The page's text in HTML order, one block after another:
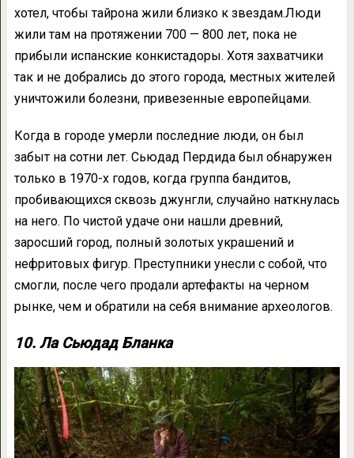
хотел, чтобы тайрона жили близко к звездам.Люди
жили там на протяжении 700 — 800 лет, пока не
прибыли испанские конкистадоры. Хотя захватчики
так и не добрались до этого города, местных жителей
уничтожили болезни, привезенные европейцами.
Когда в городе умерли последние люди, он был
забыт на сотни лет. Сьюдад Пердида был обнаружен
только в 1970-х годов, когда группа бандитов,
пробивающихся сквозь джунгли, случайно наткнулась
на него. По чистой удаче они нашли древний,
заросший город, полный золотых украшений и
нефритовых фигур. Преступники унесли с собой, что
смогли, после чего продали артефакты на черном
рынке, чем и обратили на себя внимание археологов.
10. Ла Сьюдад Бланка